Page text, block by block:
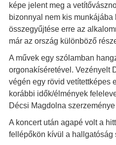
képe jelent meg a
bizonnyal nem kis
összegyűjtése erre az
már az ország különböző
A művek egy szólamban
orgonakíséretével. Vezényelt
végén egy rövid vetítettképes
korábbi idők/élmények
Décsi Magdolna
A koncert után agapé volt a
fellépőkön kívül a hallgatóság